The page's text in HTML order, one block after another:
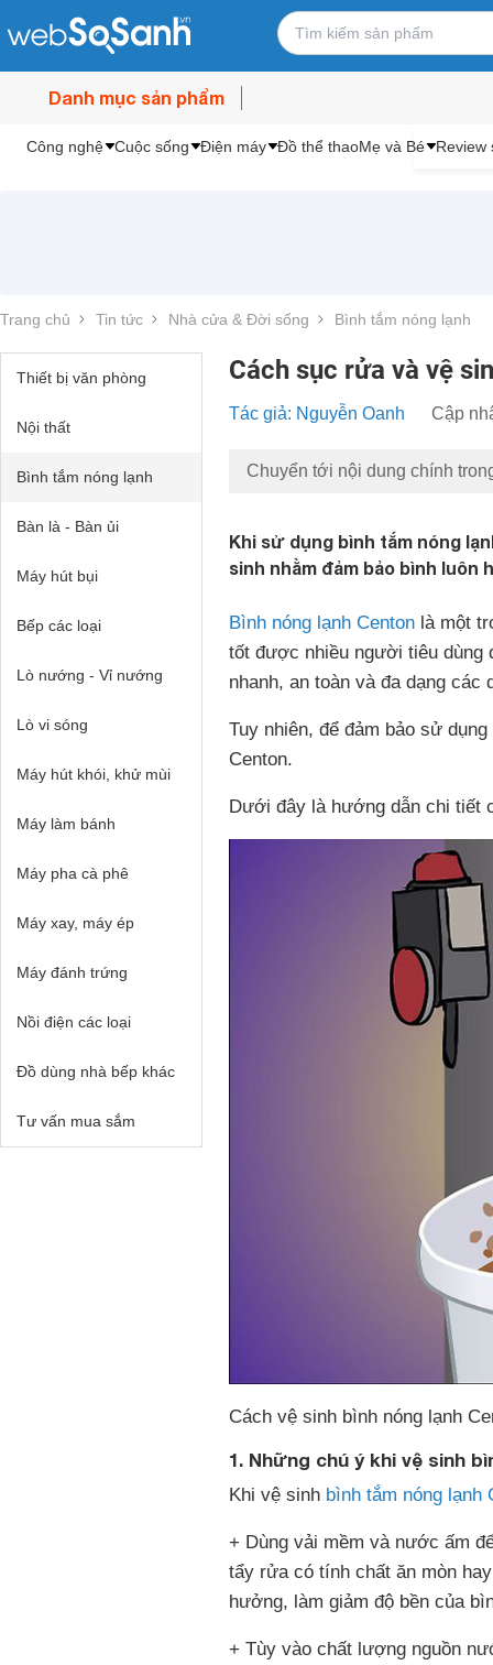
Danh mục sản phẩm
Công nghệ Cuộc sống Điện máy Đồ thể thaoMẹ và Bé Review
Trang chủ Tin tức Nhà cửa & Đời sống Bình tắm nóng lạnh
Thiết bị văn phòng
Nội thất
Bình tắm nóng lạnh
Bàn là - Bàn ủi
Máy hút bụi
Bếp các loại
Lò nướng - Vỉ nướng
Lò vi sóng
Máy hút khói, khử mùi
Máy làm bánh
Máy pha cà phê
Máy xay, máy ép
Máy đánh trứng
Nồi điện các loại
Đồ dùng nhà bếp khác
Tư vấn mua sắm
Cách sục rửa và vệ
Tác giả: Nguyễn Oanh Cập
Chuyển tới nội dung chính
Khi sử dụng bình tắm nóng
sinh nhằm đảm bảo bình
Bình nóng lạnh Centon là một
tốt được nhiều người tiêu dùng
nhanh, an toàn và đa dạng các
Tuy nhiên, để đảm bảo sử
Centon.
Dưới đây là hướng dẫn chi tiết
Cách vệ sinh bình nóng lạnh
1. Những chú ý khi vệ sinh
Khi vệ sinh bình tắm nóng lạnh
+ Dùng vải mềm và nước ấm
tẩy rửa có tính chất ăn mòn
hưởng, làm giảm độ bền của
+ Tùy vào chất lượng nguồn